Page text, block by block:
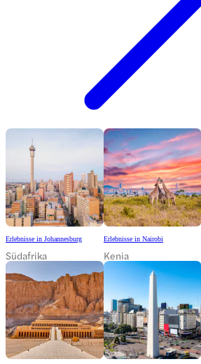
Erlebnisse in Johannesburg
Südafrika
Erlebnisse in Nairobi
Kenia